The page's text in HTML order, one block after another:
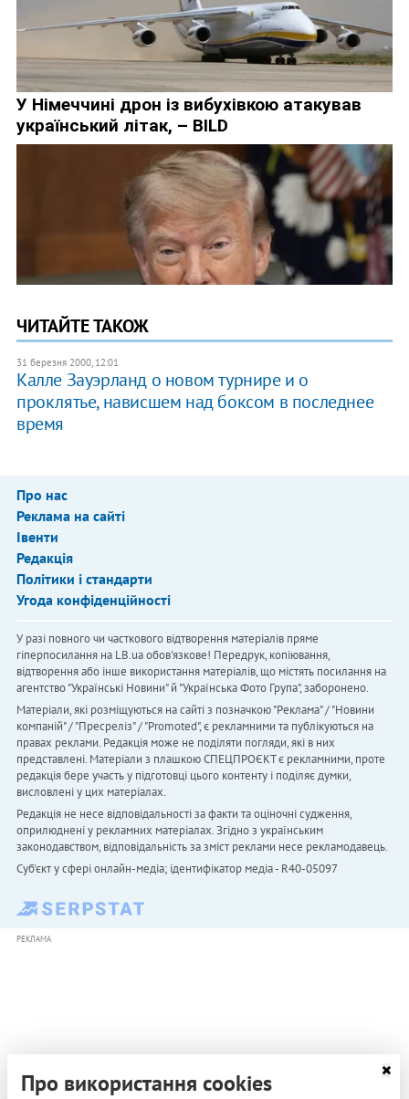
ЧИТАЙТЕ ТАКОЖ
31 березня 2000, 12:01
Калле Зауэрланд о новом турнире и о
проклятье, нависшем над боксом в последнее
время
Про нас
Реклама на сайті
Івенти
Редакція
Політики і стандарти
Угода конфіденційності
У разі повного чи часткового відтворення матеріалів пряме
гіперпосилання на LB.ua обов'язкове! Передрук, копіювання,
відтворення або інше використання матеріалів, що містять посилання на
агентство "Українськi Новини" й "Українська Фото Група", заборонено.
Матеріали, які розміщуються на сайті з позначкою "Реклама" / "Новини
компаній" / "Пресреліз" / "Promoted", є рекламними та публікуються на
правах реклами. Редакція може не поділяти погляди, які в них
представлені. Матеріали з плашкою СПЕЦПРОЄКТ є рекламними, проте
редакція бере участь у підготовці цього контенту і поділяє думки,
висловлені у цих матеріалах.
Редакція не несе відповідальності за факти та оціночні судження,
оприлюднені у рекламних матеріалах. Згідно з українським
законодавством, відповідальність за зміст реклами несе рекламодавець.
Cуб'єкт у сфері онлайн-медіа; ідентифікатор медіа - R40-05097
РЕКЛАМА
Про використання cookies